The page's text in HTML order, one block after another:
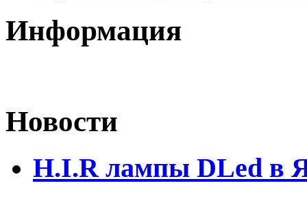
Информация
Новости
H.I.R лампы DLed в